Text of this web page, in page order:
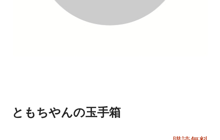
ともちやんの玉手箱